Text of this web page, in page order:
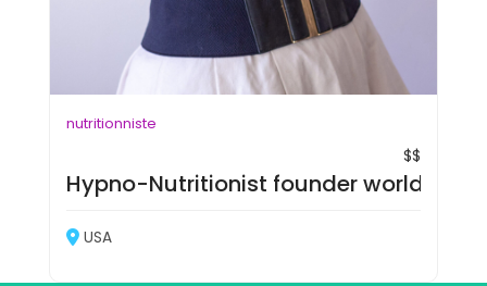
nutritionniste
$$
Hypno-Nutritionist founder worldwide
USA